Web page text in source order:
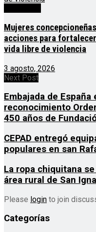
Mujeres
acciones para
vida libre de violencia
3 agosto, 2026
Next Post
Embajada de
reconocimiento
450 años de
CEPAD entregó
populares en san
La ropa chiquitana
área rural de San
Please login to join
Categorías